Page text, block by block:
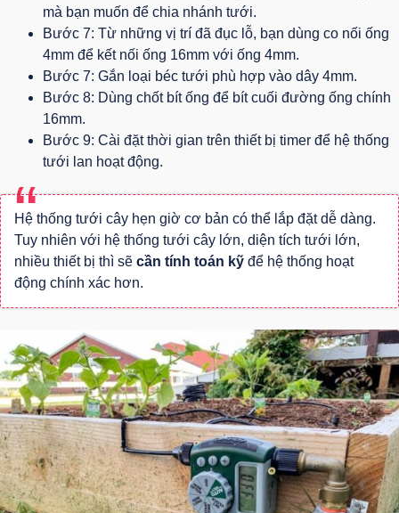
mà bạn muốn để chia nhánh tưới.
Bước 7: Từ những vị trí đã đục lỗ, bạn dùng co nối ống
4mm để kết nối ống 16mm với ống 4mm.
Bước 7: Gắn loại béc tưới phù hợp vào dây 4mm.
Bước 8: Dùng chốt bít ống để bít cuối đường ống chính
16mm.
Bước 9: Cài đặt thời gian trên thiết bị timer để hệ thống
tưới lan hoạt động.
Hệ thống tưới cây hẹn giờ cơ bản có thể lắp đặt dễ dàng.
Tuy nhiên với hệ thống tưới cây lớn, diện tích tưới lớn,
nhiều thiết bị thì sẽ cần tính toán kỹ để hệ thống hoạt
động chính xác hơn.